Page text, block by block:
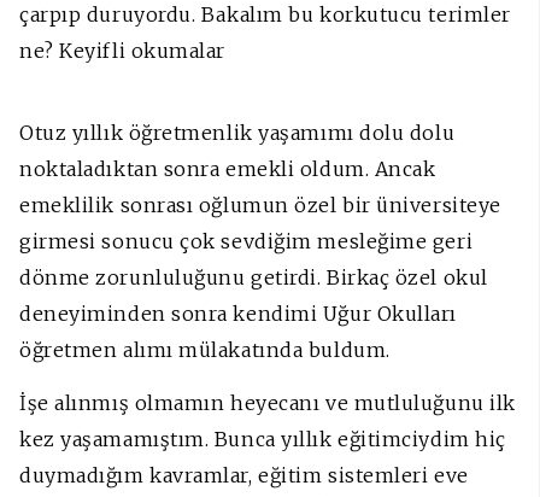
çarpıp duruyordu. Bakalım bu korkutucu terimler
ne? Keyifli okumalar
Otuz yıllık öğretmenlik yaşamımı dolu dolu
noktaladıktan sonra emekli oldum. Ancak
emeklilik sonrası oğlumun özel bir üniversiteye
girmesi sonucu çok sevdiğim mesleğime geri
dönme zorunluluğunu getirdi. Birkaç özel okul
deneyiminden sonra kendimi Uğur Okulları
öğretmen alımı mülakatında buldum.
İşe alınmış olmamın heyecanı ve mutluluğunu ilk
kez yaşamamıştım. Bunca yıllık eğitimciydim hiç
duymadığım kavramlar, eğitim sistemleri eve